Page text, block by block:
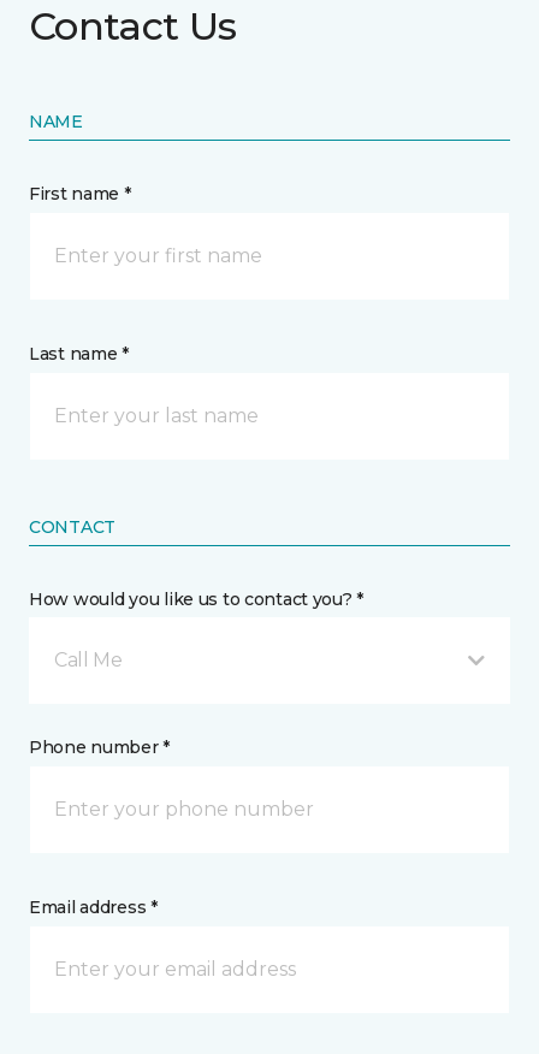
Contact Us
NAME
First name *
Last name *
CONTACT
How would you like us to contact you? *
Call Me
Phone number *
Email address *